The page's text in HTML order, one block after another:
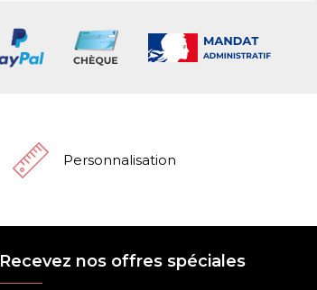
Personnalisation
Recevez nos offres spéciales